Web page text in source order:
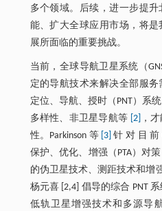
多个领域。后续，进一步提
能、扩大全球应用市场，将
展所面临的重要挑战。
当前，全球导航卫星系统（
定的导航技术来解决全部服
定位、导航、授时（PNT）系
多样性、非卫星导航等 [2]
，
性。Parkinson 等 [3] 针 对 目 前
保护、优化、增强（PTA）对
的伪卫星技术、测距技术和增
杨元喜 [2,4] 倡导的综合 PNT
低轨卫星增强技术和多源导